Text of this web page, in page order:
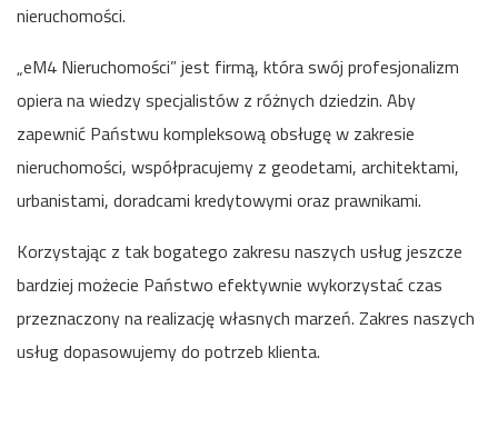
nieruchomości.
„eM4 Nieruchomości” jest firmą, która swój profesjonalizm
opiera na wiedzy specjalistów z różnych dziedzin. Aby
zapewnić Państwu kompleksową obsługę w zakresie
nieruchomości, współpracujemy z geodetami, architektami,
urbanistami, doradcami kredytowymi oraz prawnikami.
Korzystając z tak bogatego zakresu naszych usług jeszcze
bardziej możecie Państwo efektywnie wykorzystać czas
przeznaczony na realizację własnych marzeń. Zakres naszych
usług dopasowujemy do potrzeb klienta.